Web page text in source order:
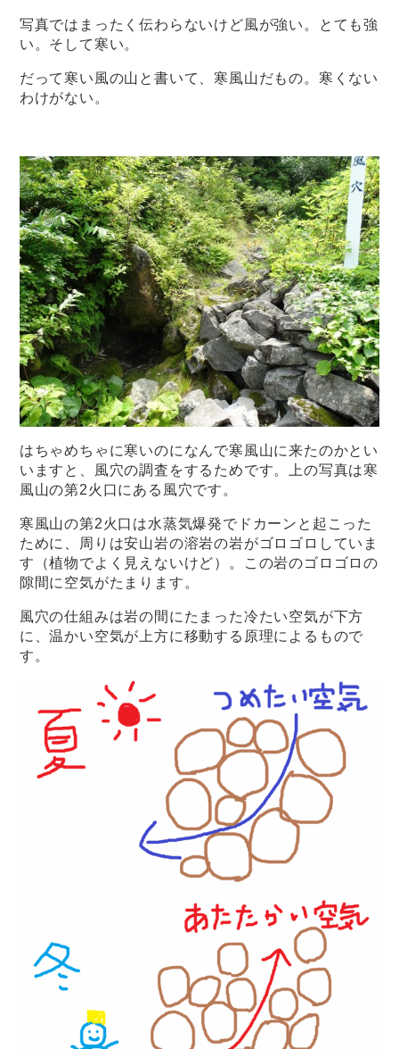
写真ではまったく伝わらないけど風が強い。とても強
い。そして寒い。
だって寒い風の山と書いて、寒風山だもの。寒くない
わけがない。
はちゃめちゃに寒いのになんで寒風山に来たのかとい
いますと、風穴の調査をするためです。上の写真は寒
風山の第2火口にある風穴です。
寒風山の第2火口は水蒸気爆発でドカーンと起こった
ために、周りは安山岩の溶岩の岩がゴロゴロしていま
す（植物でよく見えないけど）。この岩のゴロゴロの
隙間に空気がたまります。
風穴の仕組みは岩の間にたまった冷たい空気が下方
に、温かい空気が上方に移動する原理によるもので
す。